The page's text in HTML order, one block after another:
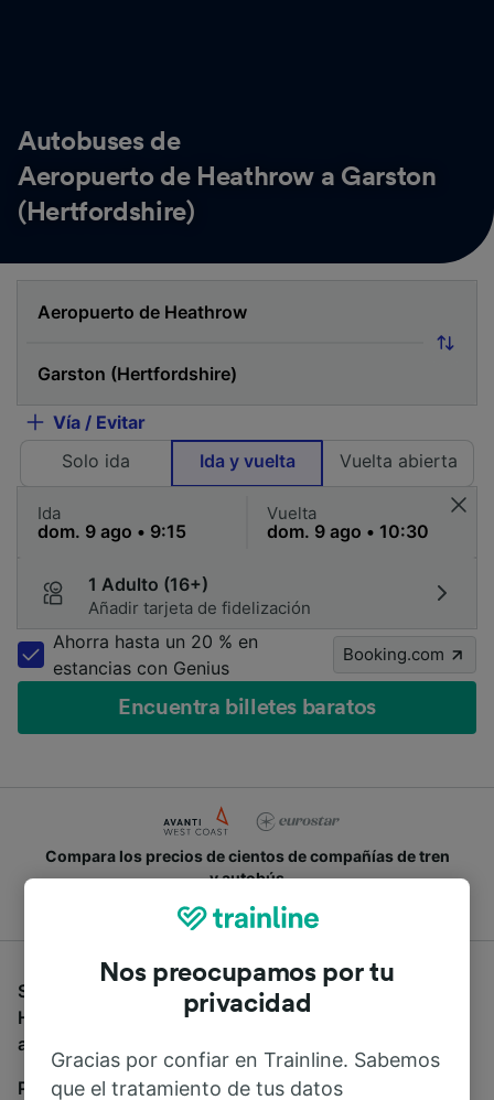
Autobuses de
Aeropuerto de Heathrow a Garston
(Hertfordshire)
Vía / Evitar
Solo ida
Ida y vuelta Vuelta abierta
Ida Vuelta
1 Adulto (16+)
Añadir tarjeta de fidelización
Ahorra hasta un 20 % en
estancias con Genius
Booking.com
Encuentra billetes baratos
Compara los precios de cientos de compañías de tren
y autobús
Si estás buscando autobuses de Aeropuerto de
Heathrow a Garston (Hertfordshire), estás en el sitio
adecuado.
Para encontrar billetes de autobús, simplemente haz
Nos preocupamos por tu
privacidad
Gracias por confiar en Trainline. Sabemos
que el tratamiento de tus datos